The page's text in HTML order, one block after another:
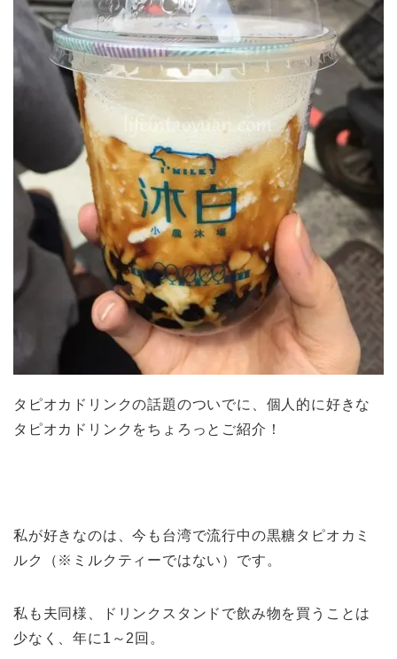
タピオカドリンクの話題のついでに、個人的に好きな
タピオカドリンクをちょろっとご紹介！
私が好きなのは、今も台湾で流行中の黒糖タピオカミ
ルク（※ミルクティーではない）です。
私も夫同様、ドリンクスタンドで飲み物を買うことは
少なく、年に1～2回。